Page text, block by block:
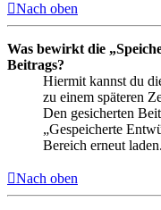
Nach oben
Was bewirkt die
Beitrags?
Hiermit kannst du
zu einem späteren
Den gesicherten
„Gespeicherte
Bereich erneut laden.
Nach oben